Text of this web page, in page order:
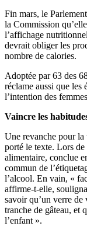
Fin mars, le
la Commission
l’affichage
devrait obliger les
nombre de calories.
Adoptée par 63 des
réclame aussi que les
l’intention des
Vaincre les
Une revanche pour
porté le texte. Lors de
alimentaire, conclue
commun de
l’alcool. En vain, «
affirme-t-elle,
savoir qu’un verre de
tranche de gâteau, et
l’enfant ».